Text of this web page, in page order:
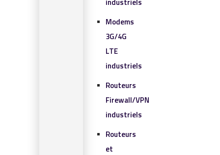
Modems
3G/4G
LTE
industriels
Routeurs
Firewall/VPN
industriels
Routeurs
et